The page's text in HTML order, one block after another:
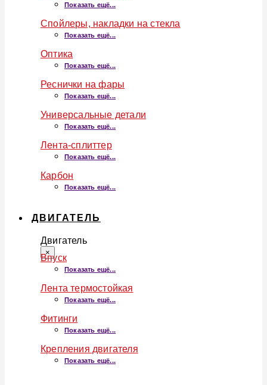
Показать ещё...
Спойлеры, накладки на стекла
Показать ещё...
Оптика
Показать ещё...
Реснички на фары
Показать ещё...
Универсальные детали
Показать ещё...
Лента-сплиттер
Показать ещё...
Карбон
Показать ещё...
ДВИГАТЕЛЬ
Двигатель
×
Впуск
Показать ещё...
Лента термостойкая
Показать ещё...
Фитинги
Показать ещё...
Крепления двигателя
Показать ещё...